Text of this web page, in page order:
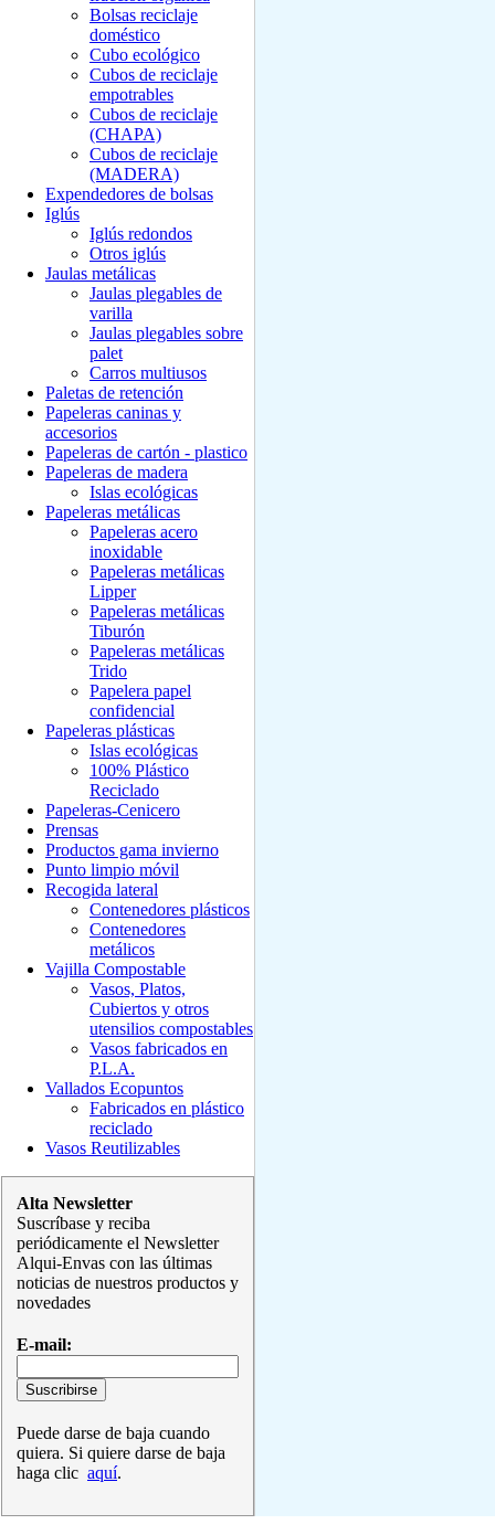
Bolsas reciclaje
doméstico
Cubo ecológico
Cubos de reciclaje
empotrables
Cubos de reciclaje
(CHAPA)
Cubos de reciclaje
(MADERA)
Expendedores de bolsas
Iglús
Iglús redondos
Otros iglús
Jaulas metálicas
Jaulas plegables de
varilla
Jaulas plegables sobre
palet
Carros multiusos
Paletas de retención
Papeleras caninas y
accesorios
Papeleras de cartón - plastico
Papeleras de madera
Islas ecológicas
Papeleras metálicas
Papeleras acero
inoxidable
Papeleras metálicas
Lipper
Papeleras metálicas
Tiburón
Papeleras metálicas
Trido
Papelera papel
confidencial
Papeleras plásticas
Islas ecológicas
100% Plástico
Reciclado
Papeleras-Cenicero
Prensas
Productos gama invierno
Punto limpio móvil
Recogida lateral
Contenedores plásticos
Contenedores
metálicos
Vajilla Compostable
Vasos, Platos,
Cubiertos y otros
utensilios compostables
Vasos fabricados en
P.L.A.
Vallados Ecopuntos
Fabricados en plástico
reciclado
Vasos Reutilizables
Alta Newsletter
Suscríbase y reciba
periódicamente el Newsletter
Alqui-Envas con las últimas
noticias de nuestros productos y
novedades
E-mail:
Puede darse de baja cuando
quiera. Si quiere darse de baja
haga clic aquí.